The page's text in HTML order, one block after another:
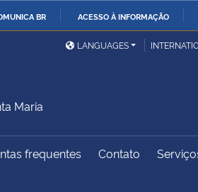
BR ACESSO À INFORMAÇÃO
Ministério das Relações
Exteriores
Controladoria-Geral da
LANGUAGES
Maria
frequentes Contato